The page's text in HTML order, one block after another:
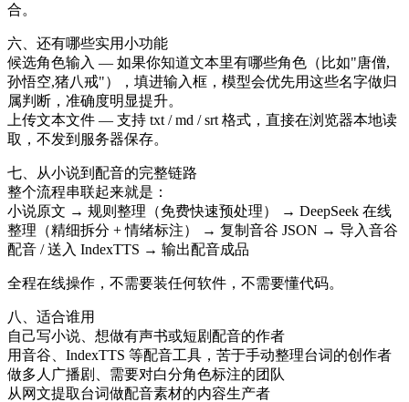
合。
六、还有哪些实用小功能
候选角色输入 — 如果你知道文本里有哪些角色（比如"唐僧,
孙悟空,猪八戒"），填进输入框，模型会优先用这些名字做归
属判断，准确度明显提升。
上传文本文件 — 支持 txt / md / srt 格式，直接在浏览器本地读
取，不发到服务器保存。
七、从小说到配音的完整链路
整个流程串联起来就是：
小说原文 → 规则整理（免费快速预处理） → DeepSeek 在线
整理（精细拆分 + 情绪标注） → 复制音谷 JSON → 导入音谷
配音 / 送入 IndexTTS → 输出配音成品
全程在线操作，不需要装任何软件，不需要懂代码。
八、适合谁用
自己写小说、想做有声书或短剧配音的作者
用音谷、IndexTTS 等配音工具，苦于手动整理台词的创作者
做多人广播剧、需要对白分角色标注的团队
从网文提取台词做配音素材的内容生产者